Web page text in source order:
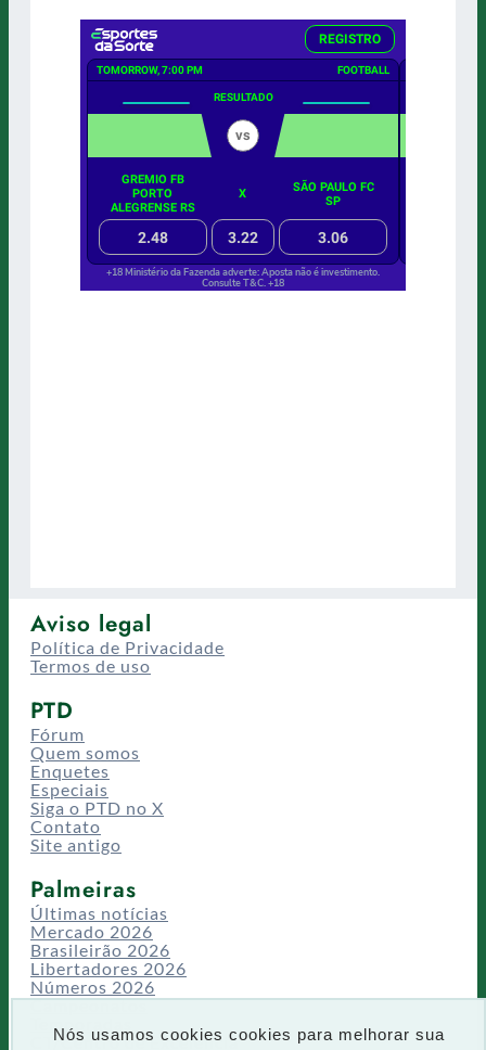
Nós usamos cookies cookies para melhorar sua
Aviso legal
Política de Privacidade
Termos de uso
PTD
Fórum
Quem somos
Enquetes
Especiais
Siga o PTD no X
Contato
Site antigo
Palmeiras
Últimas notícias
Mercado 2026
Brasileirão 2026
Libertadores 2026
Números 2026
Campeonatos
CT/Centro de Excelência